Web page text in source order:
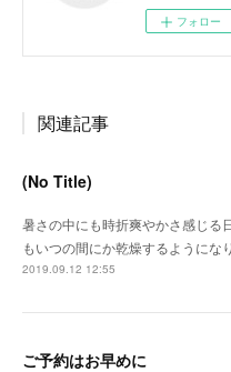
フォロー
関連記事
(No Title)
暑さの中にも時折爽やかさ感じる
もいつの間にか乾燥するように
2019.09.12 12:55
ご予約はお早めに